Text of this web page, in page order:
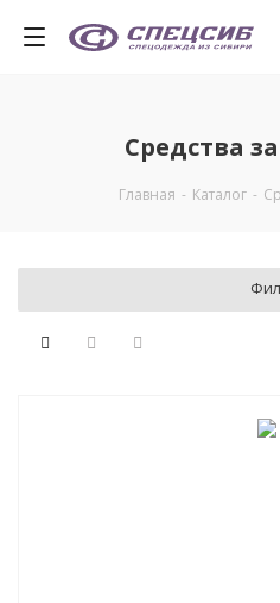
Средства
Главная - Каталог -